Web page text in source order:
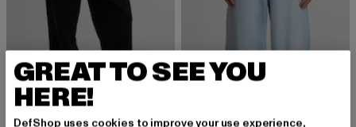
GREAT TO SEE YOU
HERE!
DefShop uses cookies to improve your use experience,